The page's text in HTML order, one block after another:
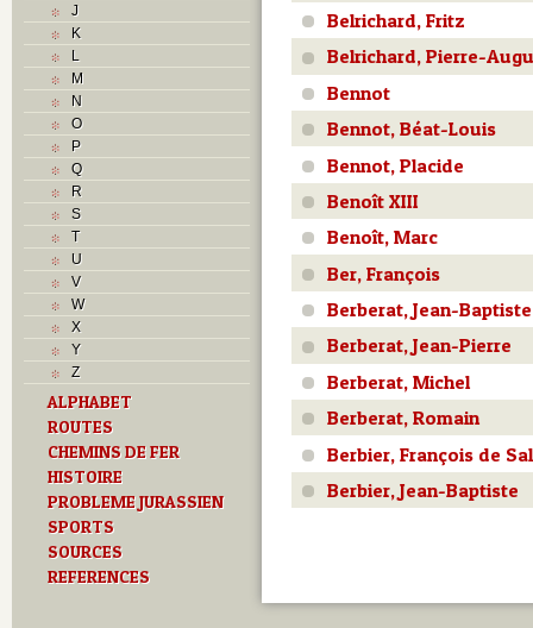
J
K
L
M
N
O
P
Q
R
S
T
U
V
W
X
Y
Z
ALPHABET
ROUTES
CHEMINS DE FER
HISTOIRE
PROBLEME JURASSIEN
SPORTS
SOURCES
REFERENCES
Belrichard, Fritz
Belrichard, Pierre-
Bennot
Bennot, Béat-Louis
Bennot, Placide
Benoît XIII
Benoît, Marc
Ber, François
Berberat, Jean-Baptiste
Berberat, Jean-Pierre
Berberat, Michel
Berberat, Romain
Berbier, François de
Berbier, Jean-Baptiste